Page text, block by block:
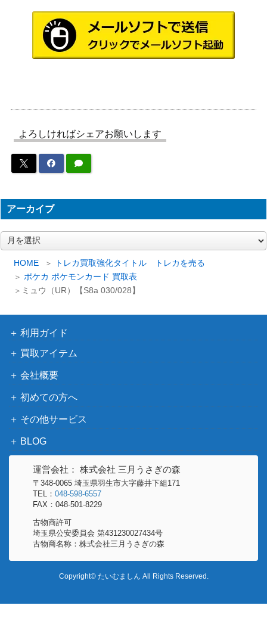
HOME
トレカ買取強化タイトル トレカを売る
ポケカ ポケモンカード 買取表
ミュウ（UR）【S8a 030/028】
ROMO 208/S-P】
（プロモ）
シャンデラVMAX（HR）
【S8 116/100】
ソード＆シールド
（フュージョンアー
ツ）
M1+ 065/051】
サン&ムーン
&ムーン）
ゲンガー LV38
ヒスイオオニューラV（S
（スペースジャグラ
ー）
400
わるいスリーパー（R）
【043/084】
PCGシリーズ
（ロケット団の逆襲）
ダウジングマシン（R）
BW
7/173】
サン＆ムーン
グリーンの戦略（SR）【S
M11 106/094】
サン＆ムーン
リザードンEX（SR）【CP
カイリュー LV.43 （プロ
モ）
旧裏
いちげきウーラオスVMAX
（UR）【S8b 282/184】
（VMAXクライマック
おいわいファンファーレ
（PROMO）【110/SV-P】
（PROMO（プロモ）/
ビリジオン（UR）【BW9
BW
ビート（SR）【S1W 068/
ソード&シールド
よろしければシェアお願いします
アーカイブ
ー
利用ガイド
買取アイテム
会社概要
初めての方へ
その他サービス
BLOG
運営会社： 株式会社 三月うさぎの森
〒348-0065 埼玉県羽生市大字藤井下組171
TEL： 048-598-6557
FAX：048-501-8229
古物商許可
埼玉県公安委員会 第431230027434号
古物商名称：株式会社三月うさぎの森
Copyright© たいむましん All Rights Reserved.